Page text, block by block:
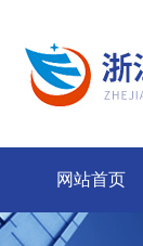
网站首页